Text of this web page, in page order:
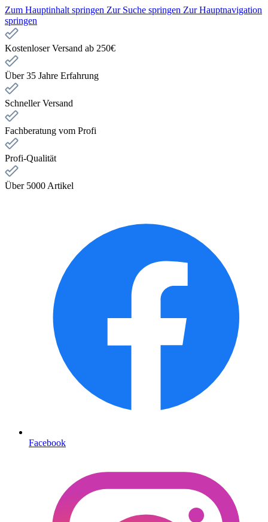
Zum Hauptinhalt springen Zur Suche springen Zur Hauptnavigation
springen
Kostenloser Versand ab 250€
Über 35 Jahre Erfahrung
Schneller Versand
Fachberatung vom Profi
Profi-Qualität
Über 5000 Artikel
Facebook